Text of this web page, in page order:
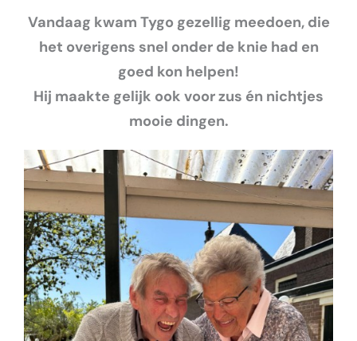
Vandaag kwam Tygo gezellig meedoen, die
het overigens snel onder de knie had en
goed kon helpen!
Hij maakte gelijk ook voor zus én nichtjes
mooie dingen.